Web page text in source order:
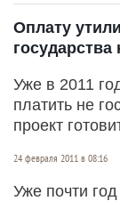
Оплату
Уже в 2011
платить не
проект
24 февраля 2011 в 08:16
Уже почти